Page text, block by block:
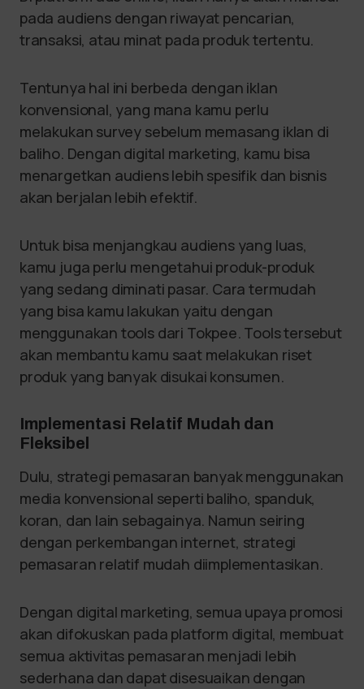
pada audiens dengan riwayat pencarian,
transaksi, atau minat pada produk tertentu.
Tentunya hal ini berbeda dengan iklan
konvensional, yang mana kamu perlu
melakukan survey sebelum memasang iklan di
baliho. Dengan digital marketing, kamu bisa
menargetkan audiens lebih spesifik dan bisnis
akan berjalan lebih efektif.
Untuk bisa menjangkau audiens yang luas,
kamu juga perlu mengetahui produk-produk
yang sedang diminati pasar. Cara termudah
yang bisa kamu lakukan yaitu dengan
menggunakan tools dari Tokpee. Tools tersebut
akan membantu kamu saat melakukan riset
produk yang banyak disukai konsumen.
Implementasi Relatif Mudah dan
Fleksibel
Dulu, strategi pemasaran banyak menggunakan
media konvensional seperti baliho, spanduk,
koran, dan lain sebagainya. Namun seiring
dengan perkembangan internet, strategi
pemasaran relatif mudah diimplementasikan.
Dengan digital marketing, semua upaya promosi
akan difokuskan pada platform digital, membuat
semua aktivitas pemasaran menjadi lebih
sederhana dan dapat disesuaikan dengan